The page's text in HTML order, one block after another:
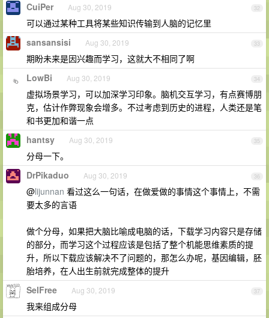
32
CuiPer Aug 30, 2019
可以通过某种工具将某些知识传输到人脑的记忆里
33
sansansisi Aug 30, 2019
期盼未来是因兴趣而学习，这就大不相同了啊
34
LowBi Aug 30, 2019
虚拟场景学习，可以加深学习印象。脑机交互学习，有点赛博朋
克，估计作弊现象会增多。不过考虑到历史的进程，人类还是笔
和书更加和谐一点
35
hantsy Aug 30, 2019
分母一下。
36
DrPikaduo Aug 30, 2019
@lijunnan 看过这么一句话，在做爱做的事情这个事情上，不需
要太多的言语
做个分母，如果把大脑比喻成电脑的话，下载学习内容只是存储
的部分，而学习这个过程应该是包括了整个机能思维素质的提
升，所以下载应该解决不了问题的，那怎么办呢，基因编辑，胚
胎培养，在人出生前就完成整体的提升
37
SelFree Aug 30, 2019
我来组成分母